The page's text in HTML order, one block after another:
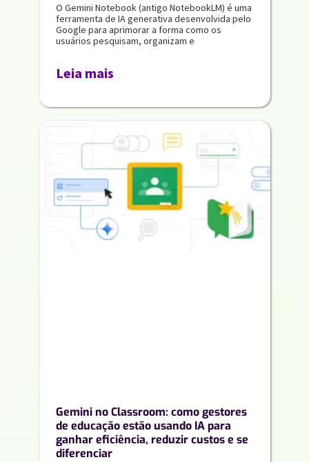
O Gemini Notebook (antigo NotebookLM) é uma
ferramenta de IA generativa desenvolvida pelo
Google para aprimorar a forma como os
usuários pesquisam, organizam e
Leia mais
Gemini no Classroom: como gestores
de educação estão usando IA para
ganhar eficiência, reduzir custos e se
diferenciar